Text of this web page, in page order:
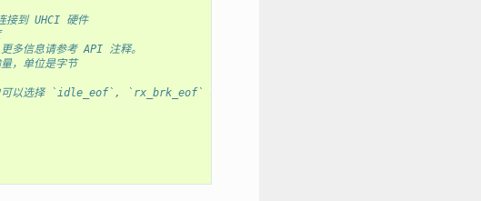
接到 UHCI 硬件
多信息请参考 API 注释。
，单位是字节
可以选择 `idle_eof`, `rx_brk_eof` 和 `length_eof`, 关于更多信息请参考 API 注释.